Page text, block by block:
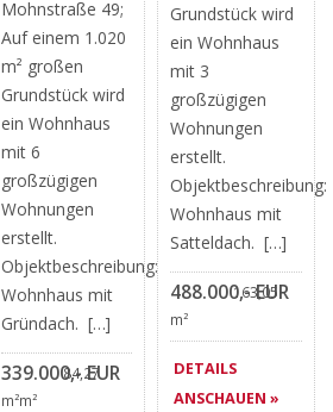
Mohnstraße 49;
Auf einem 1.020
m² großen
Grundstück wird
ein Wohnhaus
mit 6
großzügigen
Wohnungen
erstellt.
Objektbeschreibung:
Wohnhaus mit
Gründach. […]
339.000,- EUR
84,27
m²m²
Grundstück wird
ein Wohnhaus
mit 3
großzügigen
Wohnungen
erstellt.
Objektbeschreibung:
Wohnhaus mit
Satteldach. […]
488.000,- EUR
163,05
m²
DETAILS
ANSCHAUEN »